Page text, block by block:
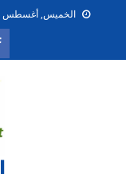
الخميس, أغسطس 06, 2026